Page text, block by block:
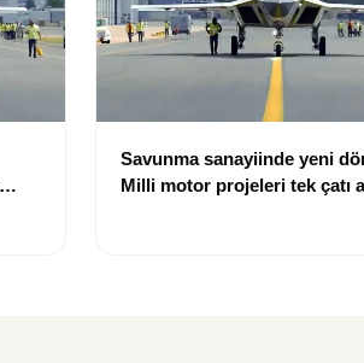
Savunma sanayiinde yeni
Milli motor projeleri tek çatı